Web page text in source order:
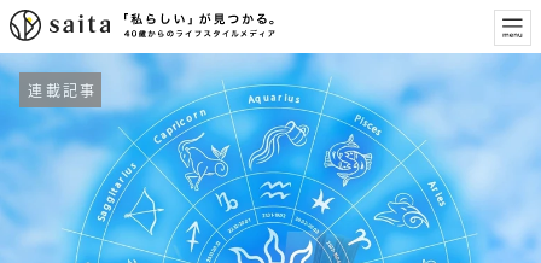
連載記事